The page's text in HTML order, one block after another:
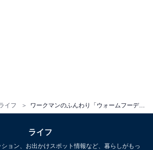
イフ ワークマンのふんわり「ウォームフーディー」がかわいい。裏アルミじゃないからこそのメリットも
ライフ
ョン、お出かけスポット情報など、暮らしがもっ